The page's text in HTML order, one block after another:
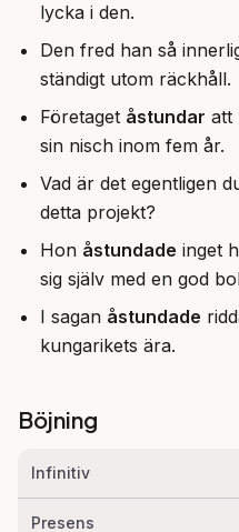
lycka i den.
Den fred han så
ständigt utom räckhåll.
Företaget åstundar att
sin nisch inom fem år.
Vad är det egentligen
detta projekt?
Hon åstundade inget
sig själv med en god
I sagan åstundade
kungarikets ära.
Böjning
Infinitiv
Presens